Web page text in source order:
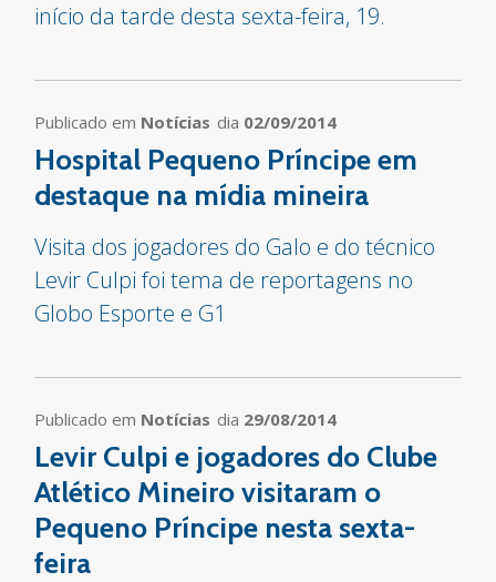
início da tarde desta sexta-feira, 19.
Publicado em Notícias dia 02/09/2014
Hospital Pequeno Príncipe em
destaque na mídia mineira
Visita dos jogadores do Galo e do técnico
Levir Culpi foi tema de reportagens no
Globo Esporte e G1
Publicado em Notícias dia 29/08/2014
Levir Culpi e jogadores do Clube
Atlético Mineiro visitaram o
Pequeno Príncipe nesta sexta-
feira